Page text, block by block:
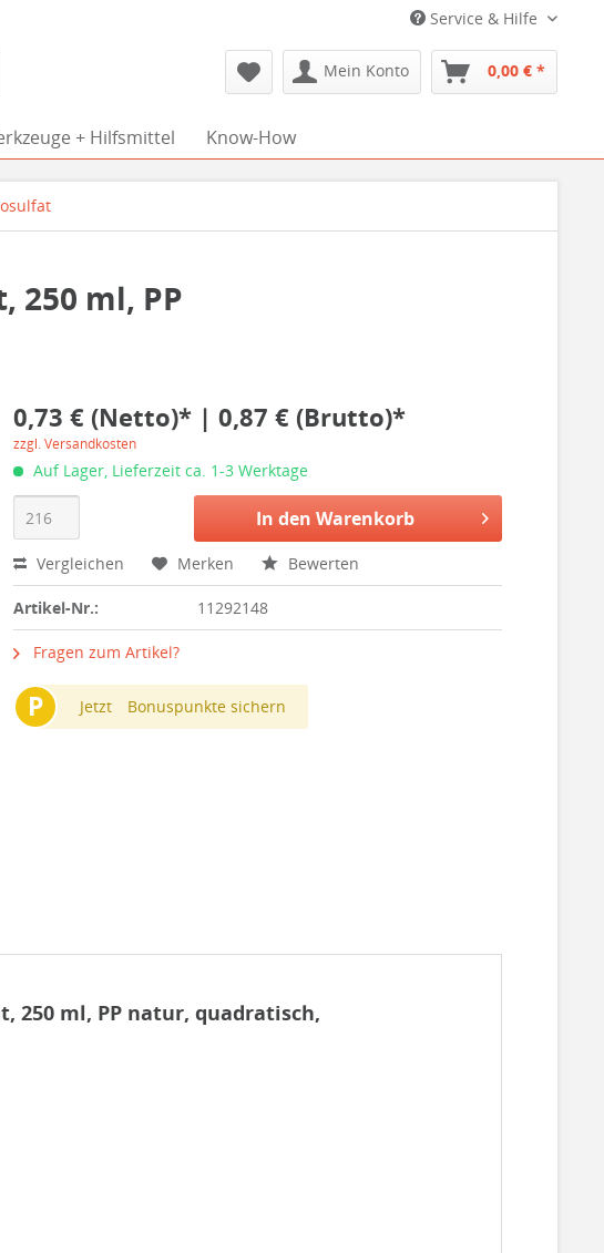
Service & Hilfe
Mein Konto 0,00 € *
+ Hilfsmittel Know-How
ml, PP
0,73 € (Netto)* | 0,87 € (Brutto)*
zzgl. Versandkosten
Auf Lager, Lieferzeit ca. 1-3 Werktage
In den Warenkorb
Vergleichen Merken Bewerten
Artikel-Nr.: 11292148
Fragen zum Artikel?
P Jetzt Bonuspunkte sichern
ml, PP natur, quadratisch,